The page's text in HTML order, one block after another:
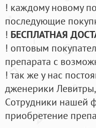
! каждому новому
последующие
! БЕСПЛАТНАЯ
! оптовым
препарата с
! так же у нас
дженерики
Cотрудники нашей
приобретение